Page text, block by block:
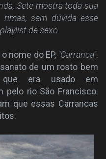
Sete mostra toda sua
sem dúvida esse
de sexo.
nome do EP, "Carranca".
de um rosto bem
era usado em
pelo rio São Francisco.
que essas Carrancas